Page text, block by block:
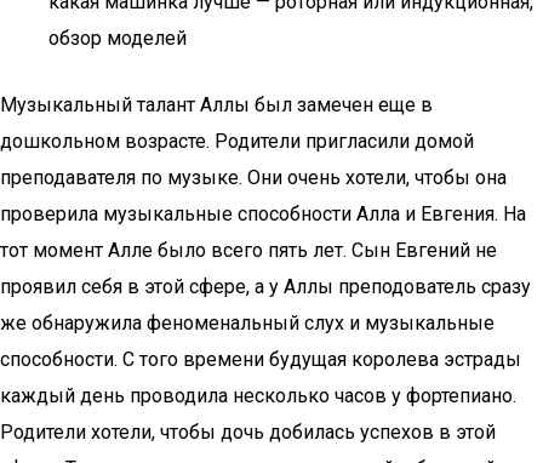
обзор моделей
Музыкальный талант Аллы был замечен еще в
дошкольном возрасте. Родители пригласили домой
преподавателя по музыке. Они очень хотели, чтобы она
проверила музыкальные способности Алла и Евгения. На
тот момент Алле было всего пять лет. Сын Евгений не
проявил себя в этой сфере, а у Аллы преподователь сразу
же обнаружила феноменальный слух и музыкальные
способности. С того времени будущая королева эстрады
каждый день проводила несколько часов у фортепиано.
Родители хотели, чтобы дочь добилась успехов в этой